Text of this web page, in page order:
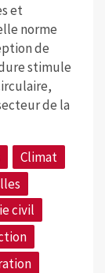
et
norme
de
stimule
de la
Climat
civil